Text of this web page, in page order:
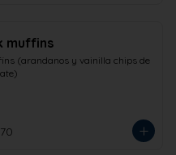
muffins
(arandanos y vainilla chips de